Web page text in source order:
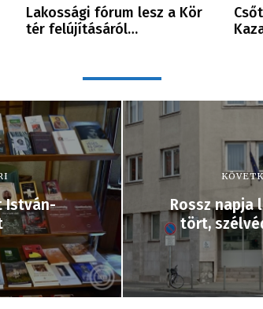
Lakossági fórum lesz a Kör
tér felújításáról…
István-
Rossz
tört,